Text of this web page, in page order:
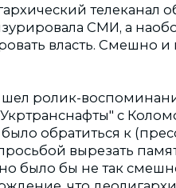
телеканал
СМИ, а
власть. Смешно и
ролик-
с
обратиться к
вырезать
было бы не так